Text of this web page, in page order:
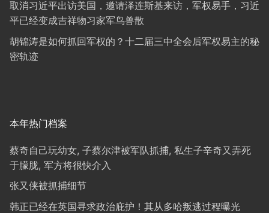
取消习近平出访美国，邀请泽连斯基来访，军权易手，习近
平已经变成吉祥物习家军鸟兽散
胡锦涛是如何抓回军权的？十二届三中全会后军权易主的秘
密轨迹
本年热门档案
蔡奇自己玩幼女, 子蔡尔津被军队抓捕, 私生子辛奇又弄死
于朦胧, 军方将很快介入
张又侠被抓捕细节
韩正已经在英国寻求政治庇护！其从多哈叛逃过程曝光